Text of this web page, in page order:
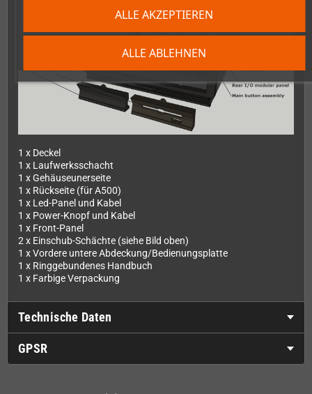
ALLE ABLEHNEN
ALLE AKZEPTIEREN
1 x Deckel
1 x Laufwerksschacht
1 x Gehäuseunerseite
1 x Rückseite (für A500)
1 x Led-Panel und Kabel
1 x Power-Knopf und Kabel
1 x Front-Panel
2 x Einschub-Schächte (siehe Bild oben)
1 x Vordere untere Abdeckung/Bedienungsplatte
1 x Ringgebundenes Handbuch
1 x Farbige Verpackung
Technische Daten
GPSR